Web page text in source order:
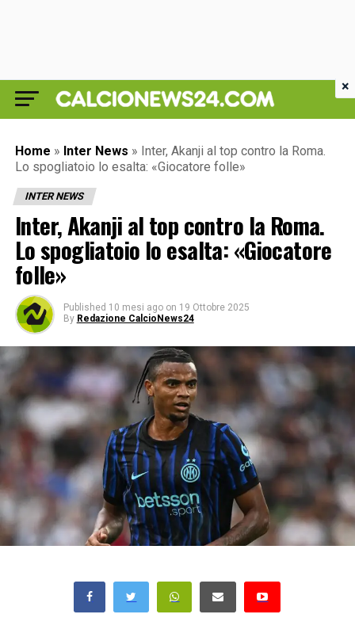
Home » Inter News » Inter, Akanji al top contro la Roma.
Lo spogliatoio lo esalta: «Giocatore folle»
INTER NEWS
Inter, Akanji al top contro la Roma.
Lo spogliatoio lo esalta: «Giocatore
folle»
Published 10 mesi ago on 19 Ottobre 2025
By Redazione CalcioNews24
×